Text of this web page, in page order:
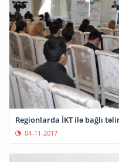
Regionlarda İKT ilə bağlı
04-11-2017